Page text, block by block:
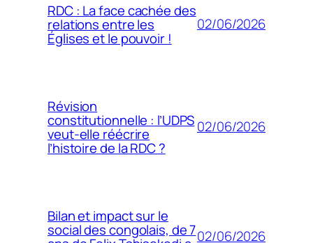
RDC : La face cachée des
relations entre les
Églises et le pouvoir !
02/06/2026
Révision
constitutionnelle : l’UDPS
veut-elle réécrire
l’histoire de la RDC ?
02/06/2026
Bilan et impact sur le
social des congolais, de 702/06/2026